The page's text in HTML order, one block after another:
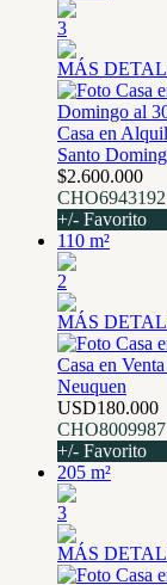
3
MÁS
Casa en
Santo
$2.600.000
CHO6943192
+/- Favorito
110 m²
2
MÁS
Casa en
Neuquen
USD180.000
CHO8009987
+/- Favorito
205 m²
3
MÁS